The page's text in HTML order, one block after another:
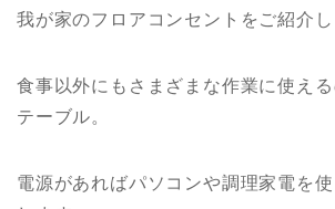
我が家のフロアコンセントをご紹介し
食事以外にもさまざまな作業に使え
テーブル。
電源があればパソコンや調理家電を